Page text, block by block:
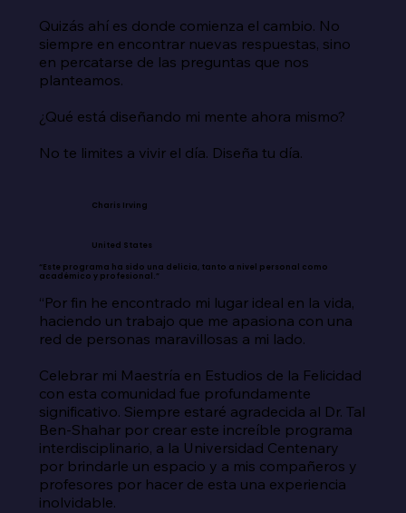
Quizás ahí es donde comienza el cambio. No
siempre en encontrar nuevas respuestas, sino
en percatarse de las preguntas que nos
planteamos.
¿Qué está diseñando mi mente ahora mismo?
No te limites a vivir el día. Diseña tu día.
Charis Irving
United States
“Este programa ha sido una delicia, tanto a nivel personal como
académico y profesional.”
“Por fin he encontrado mi lugar ideal en la vida,
haciendo un trabajo que me apasiona con una
red de personas maravillosas a mi lado.
Celebrar mi Maestría en Estudios de la Felicidad
con esta comunidad fue profundamente
significativo. Siempre estaré agradecida al Dr. Tal
Ben-Shahar por crear este increíble programa
interdisciplinario, a la Universidad Centenary
por brindarle un espacio y a mis compañeros y
profesores por hacer de esta una experiencia
inolvidable.